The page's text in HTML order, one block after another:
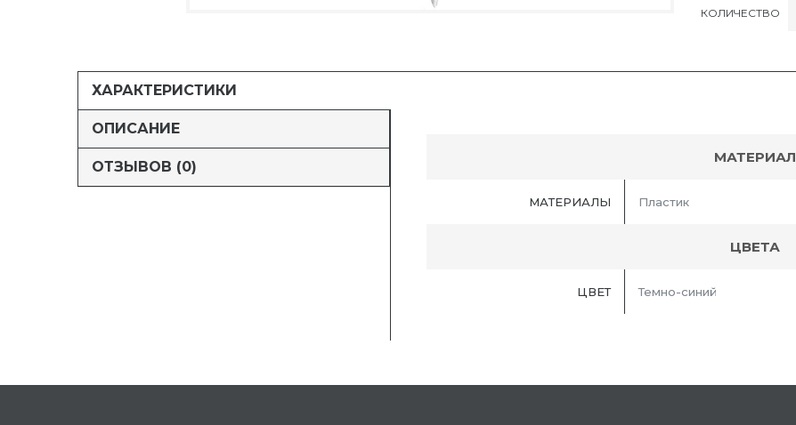
КОЛИЧЕСТВО
ХАРАКТЕРИСТИКИ
ОПИСАНИЕ
ОТЗЫВОВ (0)
МАТЕРИАЛ
МАТЕРИАЛЫ Пластик
ЦВЕТА
ЦВЕТ Темно-синий